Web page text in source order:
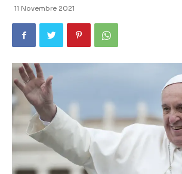
11 Novembre 2021